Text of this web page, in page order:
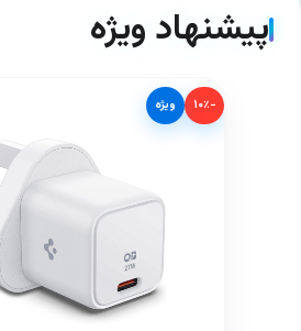
پیشنهاد ویژه
−۱۰٪ ویژه